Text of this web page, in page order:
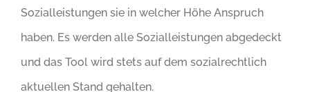
Sozialleistungen sie in welcher Höhe Anspruch
haben. Es werden alle Sozialleistungen abgedeckt
und das Tool wird stets auf dem sozialrechtlich
aktuellen Stand gehalten.